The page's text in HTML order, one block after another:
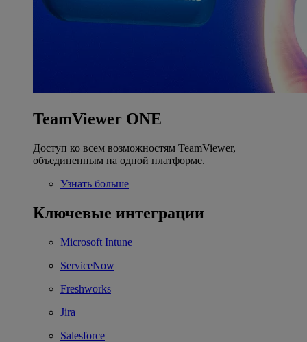
TeamViewer ONE
Доступ ко всем возможностям TeamViewer,
объединенным на одной платформе.
Узнать больше
Ключевые интеграции
Microsoft Intune
ServiceNow
Freshworks
Jira
Salesforce